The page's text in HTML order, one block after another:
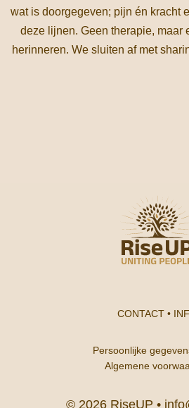
wat is doorgegeven; pijn én kracht
deze lijnen. Geen therapie, maar
herinneren. We sluiten af met
CONTACT •
Persoonlijke
Algemene
© 2026 RiseUP •